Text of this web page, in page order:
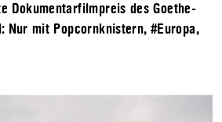
Dokumentarfilmpreis des Goethe-
Nur mit Popcornknistern, #Europa,